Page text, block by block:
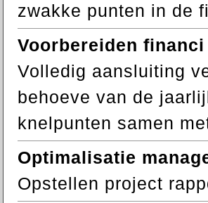
zwakke punten in de
Voorbereiden financi
Volledig aansluiting
behoeve van de
knelpunten samen
Optimalisatie
Opstellen project